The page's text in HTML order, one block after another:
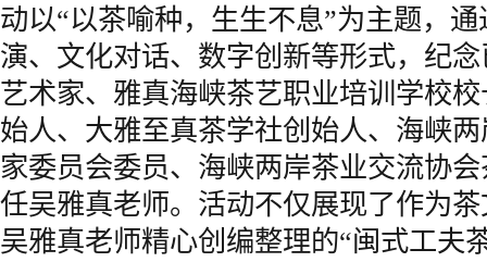
动以“以茶喻种，生生不息”为主题，
演、文化对话、数字创新等形式，纪
艺术家、雅真海峡茶艺职业培训学校
始人、大雅至真茶学社创始人、海峡
家委员会委员、海峡两岸茶业交流协
任吴雅真老师。活动不仅展现了作为
吴雅真老师精心创编整理的“闽式工夫